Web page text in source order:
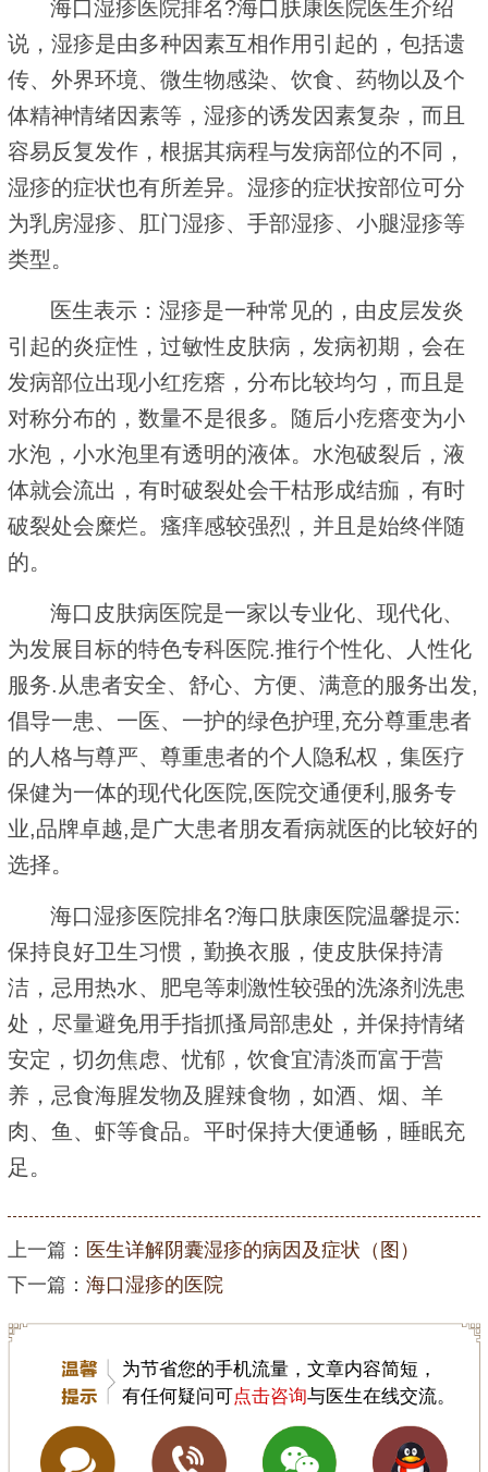
海口湿疹医院排名?海口肤康医院医生介绍
说，湿疹是由多种因素互相作用引起的，包括遗
传、外界环境、微生物感染、饮食、药物以及个
体精神情绪因素等，湿疹的诱发因素复杂，而且
容易反复发作，根据其病程与发病部位的不同，
湿疹的症状也有所差异。湿疹的症状按部位可分
为乳房湿疹、肛门湿疹、手部湿疹、小腿湿疹等
类型。
医生表示：湿疹是一种常见的，由皮层发炎
引起的炎症性，过敏性皮肤病，发病初期，会在
发病部位出现小红疙瘩，分布比较均匀，而且是
对称分布的，数量不是很多。随后小疙瘩变为小
水泡，小水泡里有透明的液体。水泡破裂后，液
体就会流出，有时破裂处会干枯形成结痂，有时
破裂处会糜烂。瘙痒感较强烈，并且是始终伴随
的。
海口皮肤病医院是一家以专业化、现代化、
为发展目标的特色专科医院.推行个性化、人性化
服务.从患者安全、舒心、方便、满意的服务出发,
倡导一患、一医、一护的绿色护理,充分尊重患者
的人格与尊严、尊重患者的个人隐私权，集医疗
保健为一体的现代化医院,医院交通便利,服务专
业,品牌卓越,是广大患者朋友看病就医的比较好的
选择。
海口湿疹医院排名?海口肤康医院温馨提示:
保持良好卫生习惯，勤换衣服，使皮肤保持清
洁，忌用热水、肥皂等刺激性较强的洗涤剂洗患
处，尽量避免用手指抓搔局部患处，并保持情绪
安定，切勿焦虑、忧郁，饮食宜清淡而富于营
养，忌食海腥发物及腥辣食物，如酒、烟、羊
肉、鱼、虾等食品。平时保持大便通畅，睡眠充
足。
上一篇： 医生详解阴囊湿疹的病因及症状（图）
下一篇： 海口湿疹的医院
为节省您的手机流量，文章内容简短，
有任何疑问可点击咨询与医生在线交流。